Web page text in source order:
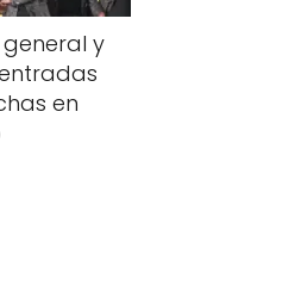
general y
en